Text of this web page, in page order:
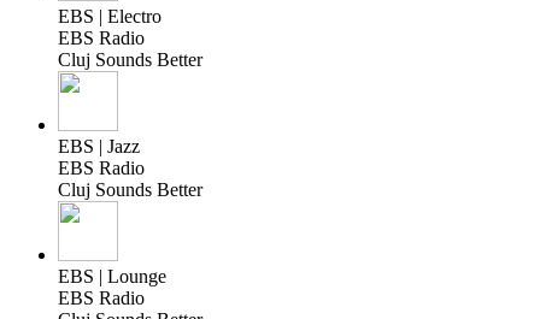
EBS | Electro
EBS Radio
Cluj Sounds Better
EBS | Jazz
EBS Radio
Cluj Sounds Better
EBS | Lounge
EBS Radio